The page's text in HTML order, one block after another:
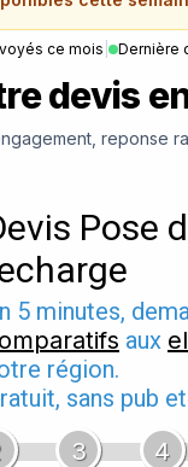
ce mois Dernière
devis
reponse
Pose
5 minutes,
aux
région.
sans pub
3 4